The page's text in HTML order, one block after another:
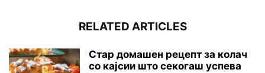
RELATED ARTICLES
Стар домашен рецепт за колач
со кајсии што секогаш успева